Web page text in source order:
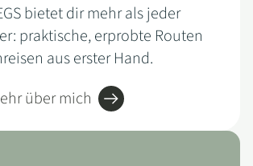
bietet dir mehr als jeder
praktische, erprobte Routen
aus erster Hand.
über mich